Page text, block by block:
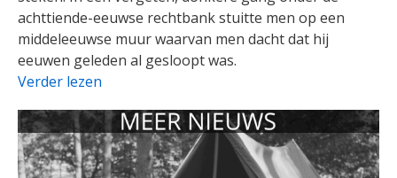
achttiende-eeuwse rechtbank stuitte men op een
middeleeuwse muur waarvan men dacht dat hij
eeuwen geleden al gesloopt was.
Verder lezen